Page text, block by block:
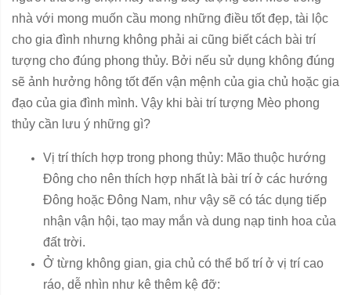
nhà với mong muốn cầu mong những điều tốt đẹp, tài lộc
cho gia đình nhưng không phải ai cũng biết cách bài trí
tượng cho đúng phong thủy. Bởi nếu sử dụng không đúng
sẽ ảnh hưởng hông tốt đến vận mệnh của gia chủ hoặc gia
đạo của gia đình mình. Vậy khi bài trí tượng Mèo phong
thủy cần lưu ý những gì?
Vị trí thích hợp trong phong thủy: Mão thuộc hướng
Đông cho nên thích hợp nhất là bài trí ở các hướng
Đông hoặc Đông Nam, như vậy sẽ có tác dụng tiếp
nhận vận hội, tạo may mắn và dung nạp tinh hoa của
đất trời.
Ở từng không gian, gia chủ có thể bố trí ở vị trí cao
ráo, dễ nhìn như kê thêm kệ đỡ: